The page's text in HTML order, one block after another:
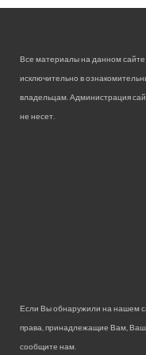
Все материалы на данном сайте
исключительно в
владельцам. Администрация
не несет.
Если Вы обнаружили на нашем
права, принадлежащие Вам,
сообщите нам.